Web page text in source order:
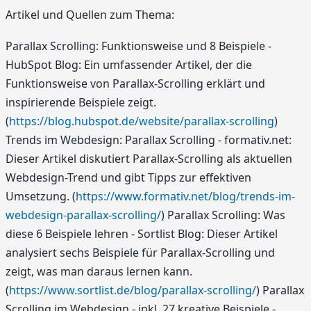
Artikel und Quellen zum Thema:
Parallax Scrolling: Funktionsweise und 8 Beispiele -
HubSpot Blog: Ein umfassender Artikel, der die
Funktionsweise von Parallax-Scrolling erklärt und
inspirierende Beispiele zeigt.
(https://blog.hubspot.de/website/parallax-scrolling)
Trends im Webdesign: Parallax Scrolling - formativ.net:
Dieser Artikel diskutiert Parallax-Scrolling als aktuellen
Webdesign-Trend und gibt Tipps zur effektiven
Umsetzung. (https://www.formativ.net/blog/trends-im-
webdesign-parallax-scrolling/) Parallax Scrolling: Was
diese 6 Beispiele lehren - Sortlist Blog: Dieser Artikel
analysiert sechs Beispiele für Parallax-Scrolling und
zeigt, was man daraus lernen kann.
(https://www.sortlist.de/blog/parallax-scrolling/) Parallax